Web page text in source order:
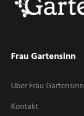
Frau Gartensinn
Über Frau Gartensinn
Kontakt